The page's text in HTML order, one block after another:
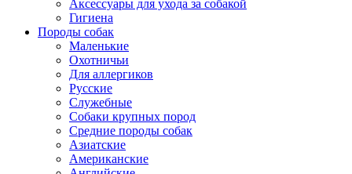
Аксессуары для ухода за собакой
Гигиена
Породы собак
Маленькие
Охотничьи
Для аллергиков
Русские
Служебные
Собаки крупных пород
Средние породы собак
Азиатские
Американские